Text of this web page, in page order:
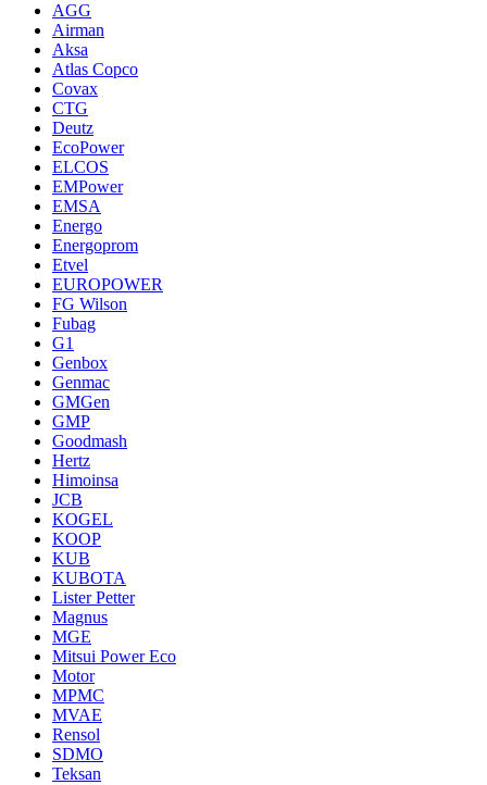
AGG
Airman
Aksa
Atlas Copco
Covax
CTG
Deutz
EcoPower
ELCOS
EMPower
EMSA
Energo
Energoprom
Etvel
EUROPOWER
FG Wilson
Fubag
G1
Genbox
Genmac
GMGen
GMP
Goodmash
Hertz
Himoinsa
JCB
KOGEL
KOOP
KUB
KUBOTA
Lister Petter
Magnus
MGE
Mitsui Power Eco
Motor
MPMC
MVAE
Rensol
SDMO
Teksan